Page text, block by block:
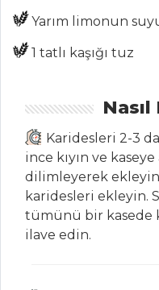
nasıl yapılır?
Masterchef Tüm
PILAV VE
MAKARNA
Patlıcan Soslu
Labne Peynirli
Makarna
Yarım limonun
1 tatlı kaşığı tuz
Nasıl
Karidesleri 2-3
ince kıyın ve kaseye
dilimleyerek ekleyin.
karidesleri ekleyin.
tümünü bir kasede
ilave edin.